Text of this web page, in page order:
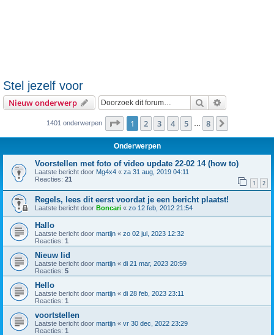
Stel jezelf voor
Nieuw onderwerp Zoek
1401 onderwerpen Pagina van 8
1 2 3 4 5 8
Onderwerpen
Voorstellen met foto of video update 22-02 14 (how to)
Laatste bericht door Mg4x4 « za 31 aug, 2019 04:11
Reacties: 21 1 2
Regels, lees dit eerst voordat je een bericht plaatst!
Laatste bericht door Boncari « zo 12 feb, 2012 21:54
Hallo
Laatste bericht door martijn « zo 02 jul, 2023 12:32
Reacties: 1
Nieuw lid
Laatste bericht door martijn « di 21 mar, 2023 20:59
Reacties: 5
Hello
Laatste bericht door martijn « di 28 feb, 2023 23:11
Reacties: 1
voortstellen
Laatste bericht door martijn « vr 30 dec, 2022 23:29
Reacties: 1